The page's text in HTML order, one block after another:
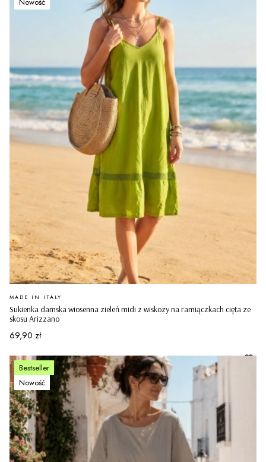
Sukienka damska wiosenna zieleń midi z wiskozy na ramiączkach cięta ze
skosu Arizzano
PRODUCENT
MADE IN ITALY
Cena
69,90 zł
Bestseller
Nowość